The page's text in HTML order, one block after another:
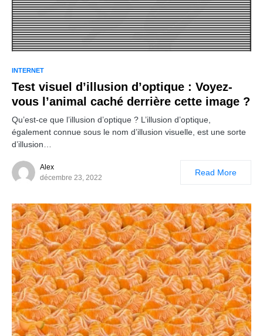
INTERNET
Test visuel d’illusion d’optique : Voyez-
vous l’animal caché derrière cette image ?
Qu’est-ce que l’illusion d’optique ? L’illusion d’optique,
également connue sous le nom d’illusion visuelle, est une sorte
d’illusion…
Alex
décembre 23, 2022
Read More